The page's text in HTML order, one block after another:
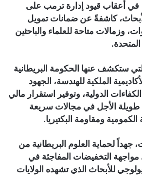
في أعقاب قيود إدارة ترمب على
كاشفةً عن ضمانات تمويل
لمدة 10 سنوات، وزمالات متاحة للعلماء والباحثين
المتحدة.
ستكشف عنها الحكومة البريطانية
الملكية للهندسة، الجهود
الدولية، وتوفير استقرار مالي
الأجل في مجالات سريعة
ومقاومة البكتيريا.
جهداً لحماية العلوم البريطانية من
التخفيضات المفاجئة في
للأبحاث الذي تشهده الولايات